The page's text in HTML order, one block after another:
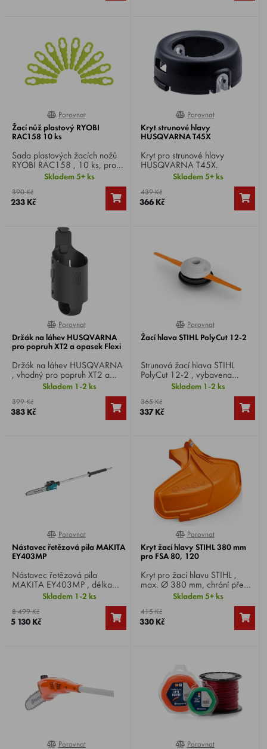
0%
Porovnat
Žací nůž plastový RYOBI
RAC158 10 ks
Sada plastových žacích nožů
RYOBI RAC158 , 10 ks, pro
žací hlavu RAC155 .
Skladem 5+ ks
390 Kč
233 Kč
0%
Porovnat
Kryt strunové hlavy
HUSQVARNA T45X
Kryt pro strunové hlavy
HUSQVARNA T45X.
Skladem 5+ ks
439 Kč
366 Kč
0%
Porovnat
Držák na láhev HUSQVARNA
pro popruh XT2 a opasek Flexi
Držák na láhev HUSQVARNA
, vhodný pro popruh XT2 a
opasek Flexi .
Skladem 1-2 ks
399 Kč
383 Kč
0%
Porovnat
Žací hlava STIHL PolyCut 12-2
Strunová žací hlava STIHL
PolyCut 12-2 , vybavena
dvěma robustními plastovými
noži, které k sekání husté trávy
vyžadují výrazně méně energie
než žací struna.
Skladem 1-2 ks
365 Kč
337 Kč
0%
Porovnat
Nástavec řetězová pila MAKITA
EY403MP
Nástavec řetězová pila
MAKITA EY403MP , délka
lišty 30 cm, vhodný pro aku
motorové jednotky
UX01G/DUX18/DUX60.
Skladem 1-2 ks
8 499 Kč
5 130 Kč
0%
Porovnat
Kryt žací hlavy STIHL 380 mm
pro FSA 80, 120
Kryt pro žací hlavu STIHL ,
max. Ø 380 mm, chrání před
odletujícím pořezaným
materiálem a kamínky. Vhodné
pro modely FSA 80 a 120.
Skladem 5+ ks
415 Kč
330 Kč
0%
Porovnat 0%
Porovnat